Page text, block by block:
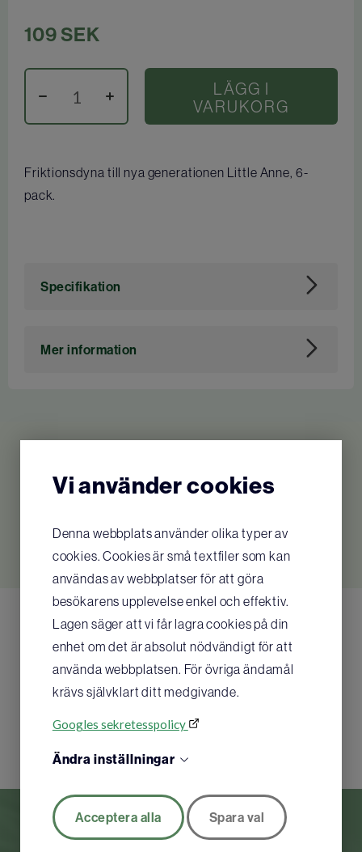
Vi använder cookies
Denna webbplats använder olika typer av
cookies. Cookies är små textfiler som kan
användas av webbplatser för att göra
besökarens upplevelse enkel och effektiv.
Lagen säger att vi får lagra cookies på din
enhet om det är absolut nödvändigt för att
använda webbplatsen. För övriga ändamål
krävs självklart ditt medgivande.
Googles sekretesspolicy
Ändra inställningar
Acceptera alla Spara val
109 SEK
LÄGG I
VARUKORG
Friktionsdyna till nya generationen Little Anne, 6-
pack.
Specifikation
Mer information
Relaterade produkter
Inga relaterade produkter hittades